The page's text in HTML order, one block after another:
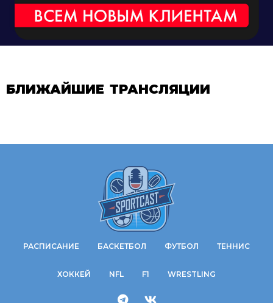
БЛИЖАЙШИЕ ТРАНСЛЯЦИИ
РАСПИСАНИЕ БАСКЕТБОЛ ФУТБОЛ ТЕННИС
ХОККЕЙ NFL F1 WRESTLING